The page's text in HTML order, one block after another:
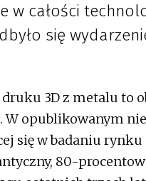
w całości
się
3D z metalu to
W opublikowanym
się w badaniu
80-